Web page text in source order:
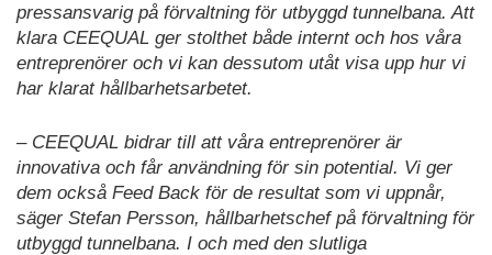
pressansvarig på förvaltning för utbyggd tunnelbana. Att
klara CEEQUAL ger stolthet både internt och hos våra
entreprenörer och vi kan dessutom utåt visa upp hur vi
har klarat hållbarhetsarbetet.
– CEEQUAL bidrar till att våra entreprenörer är
innovativa och får användning för sin potential. Vi ger
dem också Feed Back för de resultat som vi uppnår,
säger Stefan Persson, hållbarhetschef på förvaltning för
utbyggd tunnelbana. I och med den slutliga